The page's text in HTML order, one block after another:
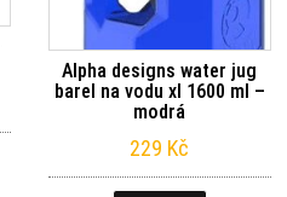
Alpha designs water jug
barel na vodu xl 1600 ml –
modrá
229 Kč